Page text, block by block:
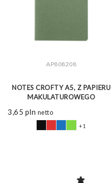
ZOBACZ WIĘCEJ
AP808208
NOTES CROFTY A5, Z PAPIERU
MAKULATUROWEGO
3,65 pln netto
+1